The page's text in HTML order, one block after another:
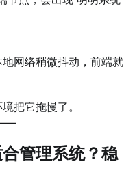
网络稍微抖动，前端就
把它拖慢了。
管理系统？稳